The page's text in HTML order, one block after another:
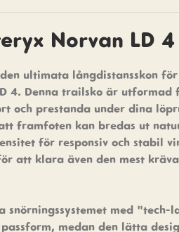
Norvan LD 4
ultimata långdistansskon
4. Denna trailsko är
och prestanda under dina
framfoten kan bredas ut
för responsiv och stabil
att klara även den mest
snörningssystemet med
medan den lätta